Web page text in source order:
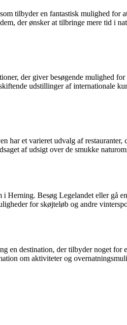
tilbyder en fantastisk mulighed for
der ønsker at tilbringe mere tid i
der giver besøgende mulighed
udstillinger af internationale
et varieret udvalg af
af udsigt over de smukke
Besøg Legelandet eller gå
for skøjteløb og andre
en destination, der tilbyder noget
om aktiviteter og